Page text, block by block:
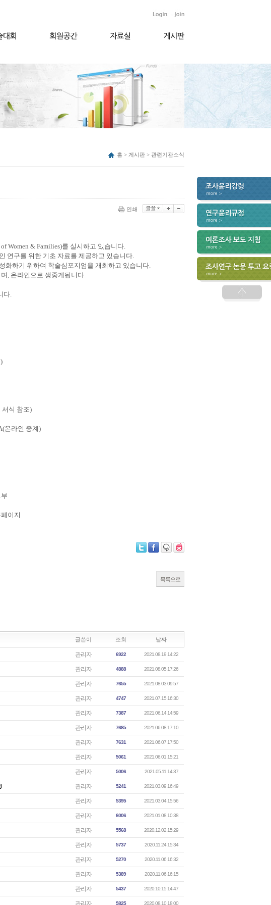
홈 > 게시판 > 관련기관소식
인쇄
Women & Families)를 실시하고 있습니다.
연구를 위한 기초 자료를 제공하고 있습니다.
화하기 위하여 학술심포지엄을 개최하고 있습니다.
, 온라인으로 생중계됩니다.
다.
식 참조)
온라인 중계)
이지
목록으로
글쓴이 조회 날짜
관리자 6922 2021.08.19 14:22
관리자 4888 2021.08.05 17:26
관리자 7655 2021.08.03 09:57
관리자 4747 2021.07.15 16:30
관리자 7387 2021.06.14 14:59
관리자 7685 2021.06.08 17:10
관리자 7631 2021.06.07 17:50
관리자 5061 2021.06.01 15:21
관리자 5006 2021.05.11 14:37
관리자 5241 2021.03.09 16:49
관리자 5395 2021.03.04 15:56
관리자 6006 2021.01.08 10:38
관리자 5568 2020.12.02 15:29
관리자 5737 2020.11.24 15:34
관리자 5270 2020.11.06 16:32
관리자 5389 2020.11.06 16:15
관리자 5437 2020.10.15 14:47
관리자 5825 2020.08.10 18:00